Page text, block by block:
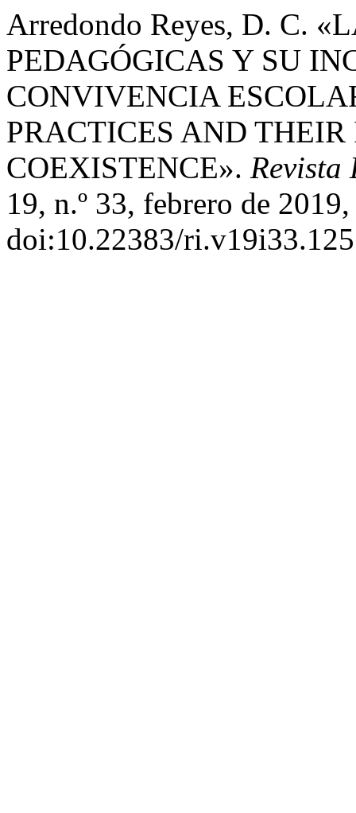
Arredondo Reyes, D. C.
PEDAGÓGICAS Y SU
CONVIVENCIA
PRACTICES AND
COEXISTENCE». Revista
19, n.º 33, febrero de
doi:10.22383/